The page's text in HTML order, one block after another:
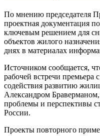
По мнению председателя
проектная документация
ключевым решением для
объектов жилого
днях в материалах
Источником сообщается,
рабочей встречи премьера
содействия развитию
Александром Браверманом,
проблемы и перспективы
России.
Проекты повторного